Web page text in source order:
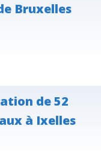
Bruxelles
de 52
à Ixelles